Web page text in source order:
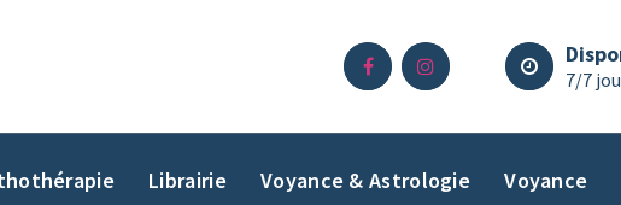
7/7
Librairie Voyance & Astrologie Voyance